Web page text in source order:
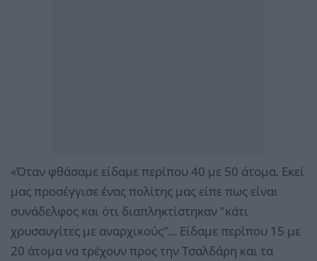
«Όταν φθάσαμε είδαμε περίπου 40 με 50 άτομα. Εκεί
μας προσέγγισε ένας πολίτης μας είπε πως είναι
συνάδελφος και ότι διαπληκτίστηκαν "κάτι
χρυσαυγίτες με αναρχικούς"... Είδαμε περίπου 15 με
20 άτομα να τρέχουν προς την Τσαλδάρη και τα